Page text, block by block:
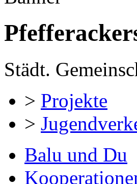
Städt.
> Projekte
>
Balu und Du